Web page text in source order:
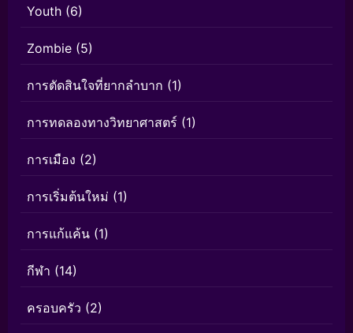
Youth (6)
Zombie (5)
การตัดสินใจที่ยากลำบาก (1)
การทดลองทางวิทยาศาสตร์ (1)
การเมือง (2)
การเริ่มต้นใหม่ (1)
การแก้แค้น (1)
กีฬา (14)
ครอบครัว (2)